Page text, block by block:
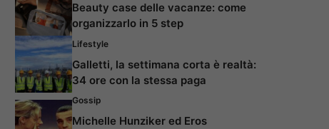
Beauty case delle vacanze: come
organizzarlo in 5 step
Lifestyle
Galletti, la settimana corta è realtà:
34 ore con la stessa paga
Gossip
Michelle Hunziker ed Eros